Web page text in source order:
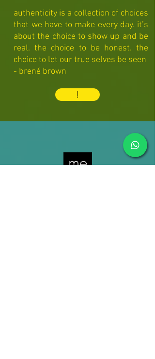
authenticity is a collection of choices
that we have to make every day. it’s
about the choice to show up and be
real. the choice to be honest. the
choice to let our true selves be seen
- brené brown
!
me